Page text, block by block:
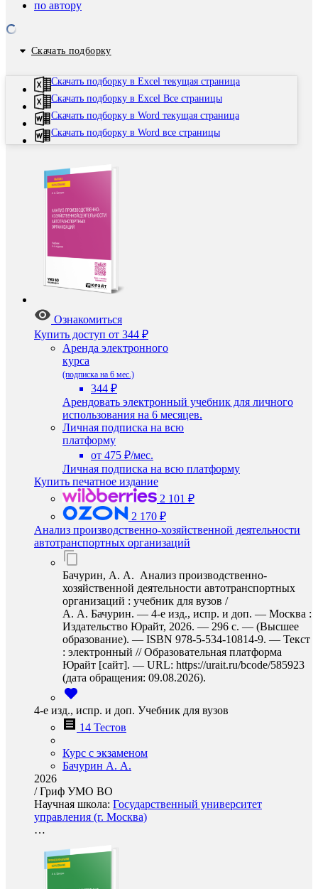
по автору
Скачать подборку
Скачать подборку в Excel текущая страница
Скачать подборку в Excel Все страницы
Скачать подборку в Word текущая страница
Скачать подборку в Word все страницы
Ознакомиться
Купить доступ от 344 ₽
Аренда электронного
курса
(подписка на 6 мес.)
344 ₽
Арендовать электронный учебник для личного
использования на 6 месяцев.
Личная подписка на всю
платформу
от 475 ₽/мес.
Личная подписка на всю платформу
Купить печатное издание
2 101 ₽
2 170 ₽
Анализ производственно-хозяйственной деятельности
автотранспортных организаций
Бачурин, А. А. Анализ производственно-
хозяйственной деятельности автотранспортных
организаций : учебник для вузов /
А. А. Бачурин. — 4-е изд., испр. и доп. — Москва :
Издательство Юрайт, 2026. — 296 с. — (Высшее
образование). — ISBN 978-5-534-10814-9. — Текст
: электронный // Образовательная платформа
Юрайт [сайт]. — URL: https://urait.ru/bcode/585923
(дата обращения: 09.08.2026).
4-е изд., испр. и доп. Учебник для вузов
14 Тестов
Курс с экзаменом
Бачурин А. А.
2026
/Гриф УМО ВО
Научная школа: Государственный университет
управления (г. Москва)
…